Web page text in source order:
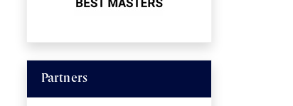
Partners